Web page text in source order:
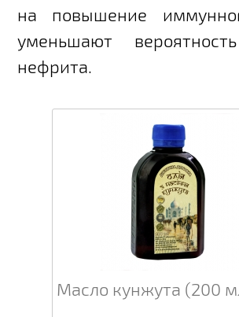
на повышение
уменьшают
нефрита.
Масло кунжута (200